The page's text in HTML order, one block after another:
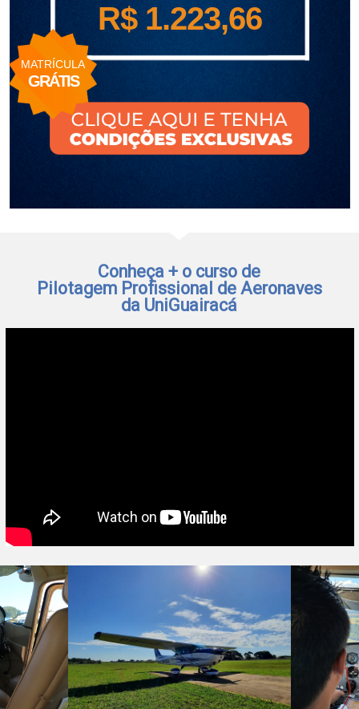
Opções
Contato
MATRÍCULA
GRÁTIS
R$ 1.223,66
Conheça + o curso de
Pilotagem Profissional de Aeronaves
da UniGuairacá